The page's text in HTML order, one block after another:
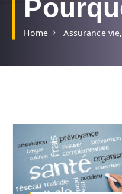
Home Assurance